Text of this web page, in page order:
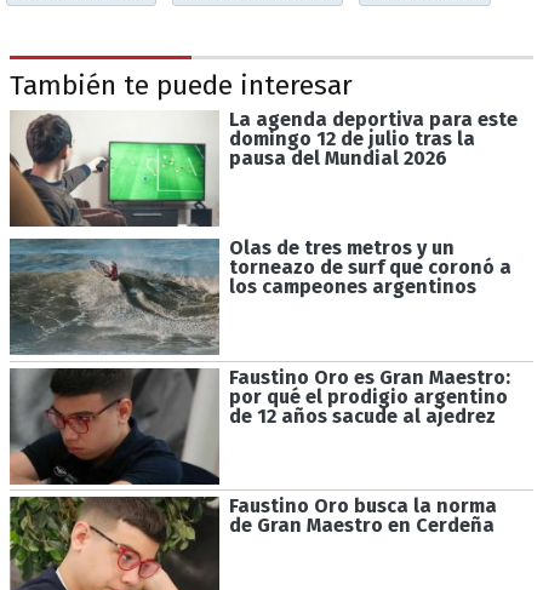
También te puede interesar
La agenda deportiva para este
domingo 12 de julio tras la
pausa del Mundial 2026
Olas de tres metros y un
torneazo de surf que coronó a
los campeones argentinos
Faustino Oro es Gran Maestro:
por qué el prodigio argentino
de 12 años sacude al ajedrez
Faustino Oro busca la norma
de Gran Maestro en Cerdeña